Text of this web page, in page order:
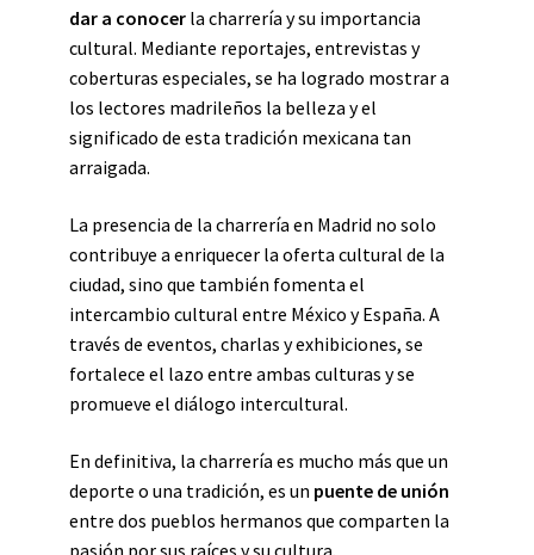
dar a conocer la charrería y su importancia
cultural. Mediante reportajes, entrevistas y
coberturas especiales, se ha logrado mostrar a
los lectores madrileños la belleza y el
significado de esta tradición mexicana tan
arraigada.
La presencia de la charrería en Madrid no solo
contribuye a enriquecer la oferta cultural de la
ciudad, sino que también fomenta el
intercambio cultural entre México y España. A
través de eventos, charlas y exhibiciones, se
fortalece el lazo entre ambas culturas y se
promueve el diálogo intercultural.
En definitiva, la charrería es mucho más que un
deporte o una tradición, es un puente de unión
entre dos pueblos hermanos que comparten la
pasión por sus raíces y su cultura.